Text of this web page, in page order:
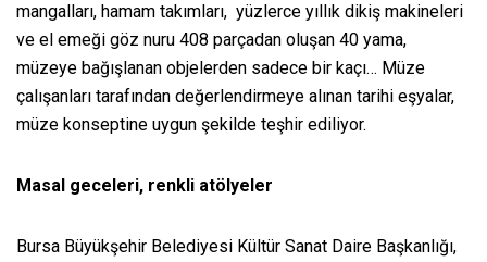
mangalları, hamam takımları, yüzlerce yıllık dikiş makineleri
ve el emeği göz nuru 408 parçadan oluşan 40 yama,
müzeye bağışlanan objelerden sadece bir kaçı… Müze
çalışanları tarafından değerlendirmeye alınan tarihi eşyalar,
müze konseptine uygun şekilde teşhir ediliyor.
Masal geceleri, renkli atölyeler
Bursa Büyükşehir Belediyesi Kültür Sanat Daire Başkanlığı,